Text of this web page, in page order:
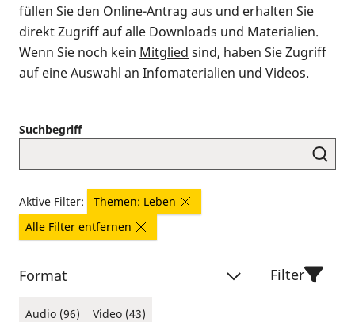
füllen Sie den Online-Antrag aus und erhalten Sie
direkt Zugriff auf alle Downloads und Materialien.
Wenn Sie noch kein Mitglied sind, haben Sie Zugriff
auf eine Auswahl an Infomaterialien und Videos.
Suchbegriff
Aktive Filter:
Themen: Leben
Alle Filter entfernen
Format
Audio (96) Video (43)
Filter